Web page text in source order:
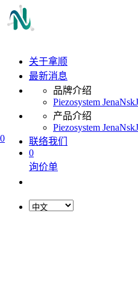
0
关于拿顺
最新消息
品牌介绍
Piezosystem JenaNsk
产品介绍
Piezosystem JenaNsk
联络我们
0
询价单